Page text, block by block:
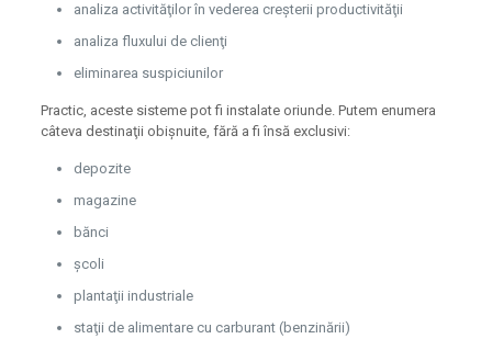
analiza activităţilor în vederea creşterii productivităţii
analiza fluxului de clienţi
eliminarea suspiciunilor
Practic, aceste sisteme pot fi instalate oriunde. Putem enumera
câteva destinaţii obişnuite, fără a fi însă exclusivi:
depozite
magazine
bănci
şcoli
plantaţii industriale
staţii de alimentare cu carburant (benzinării)